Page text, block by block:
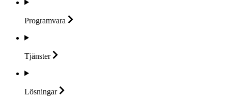
Programvara
Tjänster
Lösningar